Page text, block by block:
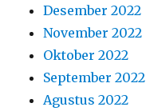
Desember 2022
November 2022
Oktober 2022
September 2022
Agustus 2022